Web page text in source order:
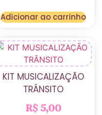
Adicionar ao carrinho
KIT MUSICALIZAÇÃO
TRÂNSITO
R$ 5,00